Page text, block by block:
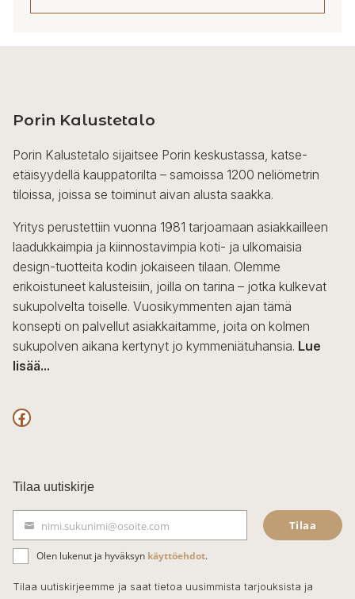
Porin Kalustetalo
Porin Kalustetalo sijaitsee Porin keskustassa, katse-
etäisyydellä kauppatorilta – samoissa 1200 neliömetrin
tiloissa, joissa se toiminut aivan alusta saakka.
Yritys perustettiin vuonna 1981 tarjoamaan asiakkailleen
laadukkaimpia ja kiinnostavimpia koti- ja ulkomaisia
design-tuotteita kodin jokaiseen tilaan. Olemme
erikoistuneet kalusteisiin, joilla on tarina – jotka kulkevat
sukupolvelta toiselle. Vuosikymmenten ajan tämä
konsepti on palvellut asiakkaitamme, joita on kolmen
sukupolven aikana kertynyt jo kymmeniätuhansia. Lue
lisää...
F
c
e
b
o
o
Tilaa uutiskirje
ä
h
k
nimi.sukunimi@osoite.com Tilaa
Olen lukenut ja hyväksyn käyttöehdot.
Tilaa uutiskirjeemme ja saat tietoa uusimmista tarjouksista ja